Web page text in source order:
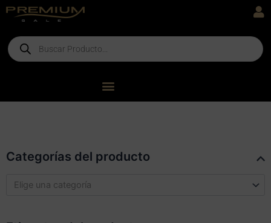
contenido
Products
search
Categorías del producto
Elige una categoría